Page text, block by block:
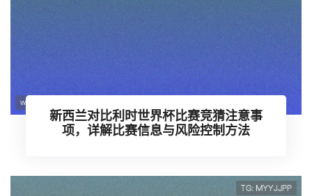
新西兰对比利时世界杯比赛竞猜注意事
项，详解比赛信息与风险控制方法